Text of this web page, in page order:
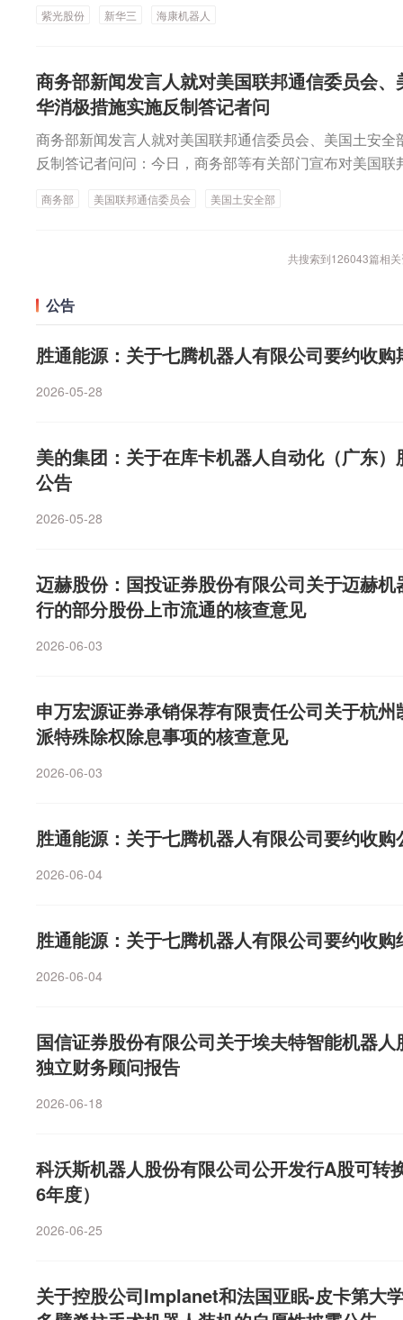
力，加速工业智能化转型进程。
紫光股份 新华三 海康机器人
商务部新闻发言人就对美国联邦通信委员会
华消极措施实施反制答记者问
商务部新闻发言人就对美国联邦通信委员会、美国土安全
反制答记者问问：今日，商务部等有关部门宣布对美国
国联邦通信委员会罔顾中方强烈反对和中美两国业界强
机、消费级路由器、海底光缆等多个领域，近日又采取
视频通话之后，7月31日又将40余家中国实体列入所谓“
清单”。中方对此强烈不满、坚决反对。美国联邦通信委
部将相关实体列入所谓“维吾尔强迫劳动预防法实体清单”
应，包括：加强无人机及其关键零部件、技术对美出口管
制清单，对进口打印复印办公设备发起对外贸易国家安
反制清单等。我想强调的是，中方的反制措施总体上是克
关系来之不易的稳定。我们希望美方能够与中方相向而行
有关措施，停止错误做法，回到通过友好协商和合作解
商务部 美国联邦通信委员会 美国土安全部
共搜索到126043篇相
公告
胜通能源：关于七腾机器人有限公司要约收
2026-05-28
美的集团：关于在库卡机器人自动化（广东
公告
2026-05-28
迈赫股份：国投证券股份有限公司关于迈赫
行的部分股份上市流通的核查意见
2026-06-03
申万宏源证券承销保荐有限责任公司关于杭
派特殊除权除息事项的核查意见
2026-06-03
胜通能源：关于七腾机器人有限公司要约收
2026-06-04
胜通能源：关于七腾机器人有限公司要约收
2026-06-04
国信证券股份有限公司关于埃夫特智能机器
独立财务顾问报告
2026-06-18
科沃斯机器人股份有限公司公开发行A股可
6年度）
2026-06-25
关于控股公司Implanet和法国亚眠-皮卡第大